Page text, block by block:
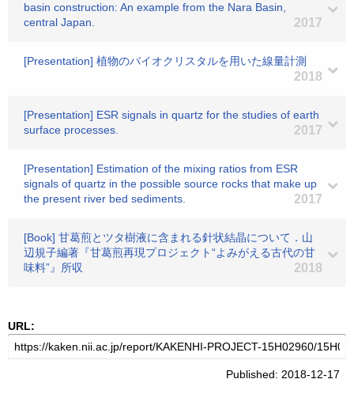
basin construction: An example from the Nara Basin,
central Japan.
2017
[Presentation] 植物のバイオクリスタルを用いた線量計測
2018
[Presentation] ESR signals in quartz for the studies of earth
surface processes.
2017
[Presentation] Estimation of the mixing ratios from ESR
signals of quartz in the possible source rocks that make up
the present river bed sediments.
2017
[Book] 甘葛煎とツタ樹液に含まれる針状結晶について．山
辺規子編著『甘葛煎再現プロジェクト“よみがえる古代の甘
味料”』所収
2018
URL:
Published: 2018-12-17